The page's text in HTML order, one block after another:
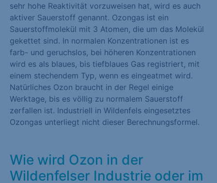
sehr hohe Reaktivität vorzuweisen hat, wird es auch
aktiver Sauerstoff genannt. Ozongas ist ein
Sauerstoffmolekül mit 3 Atomen, die um das Molekül
gekettet sind. In normalen Konzentrationen ist es
farb- und geruchslos, bei höheren Konzentrationen
wird es als blaues, bis tiefblaues Gas registriert, mit
einem stechendem Typ, wenn es eingeatmet wird.
Natürliches Ozon braucht in der Regel einige
Werktage, bis es völlig zu normalem Sauerstoff
zerfallen ist. Industriell in Wildenfels eingesetztes
Ozongas unterliegt nicht dieser Berechnungsformel.
Wie wird Ozon in der
Wildenfelser Industrie oder im